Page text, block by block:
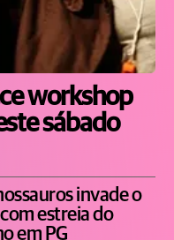
workshop
sábado
invade o
estreia do
em PG